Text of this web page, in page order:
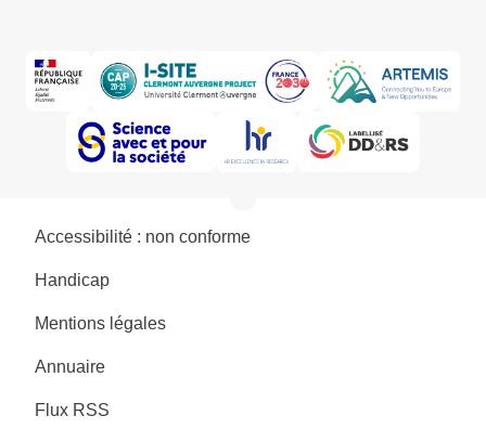
Accessibilité : non conforme
Handicap
Mentions légales
Annuaire
Flux RSS